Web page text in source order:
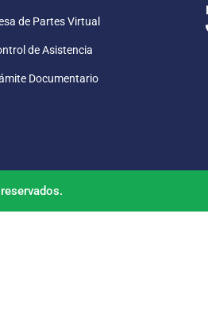
de Partes Virtual
de Asistencia
Documentario